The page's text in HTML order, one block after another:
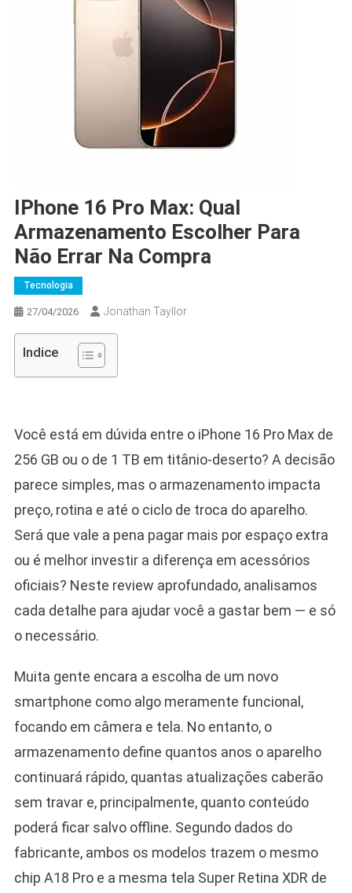
IPhone 16 Pro Max: Qual
Armazenamento Escolher Para
Não Errar Na Compra
Tecnologia
27/04/2026 Jonathan Tayllor
Indice
Você está em dúvida entre o iPhone 16 Pro Max de
256 GB ou o de 1 TB em titânio-deserto? A decisão
parece simples, mas o armazenamento impacta
preço, rotina e até o ciclo de troca do aparelho.
Será que vale a pena pagar mais por espaço extra
ou é melhor investir a diferença em acessórios
oficiais? Neste review aprofundado, analisamos
cada detalhe para ajudar você a gastar bem — e só
o necessário.
Muita gente encara a escolha de um novo
smartphone como algo meramente funcional,
focando em câmera e tela. No entanto, o
armazenamento define quantos anos o aparelho
continuará rápido, quantas atualizações caberão
sem travar e, principalmente, quanto conteúdo
poderá ficar salvo offline. Segundo dados do
fabricante, ambos os modelos trazem o mesmo
chip A18 Pro e a mesma tela Super Retina XDR de